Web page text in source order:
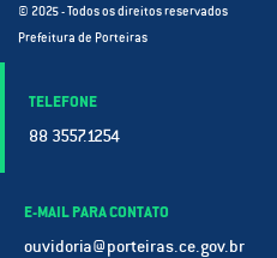
© 2025 - Todos os direitos reservados
Prefeitura de Porteiras
TELEFONE
88 3557.1254
E-MAIL PARA CONTATO
ouvidoria@porteiras.ce.gov.br